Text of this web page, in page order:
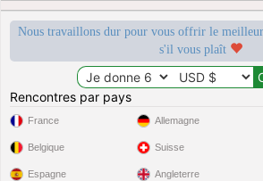
Nous travaillons dur pour vous offrir le
s'il vous plaît
Rencontres par pays
France
Belgique
Espagne
Allemagne
Suisse
Angleterre